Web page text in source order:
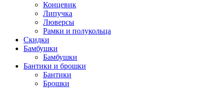
Концевик
Липучка
Люверсы
Рамки и полукольца
Скидки
Бамбушки
Бамбушки
Бантики и брошки
Бантики
Брошки